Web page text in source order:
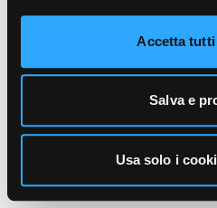
Accetta
Salva e
Usa solo i